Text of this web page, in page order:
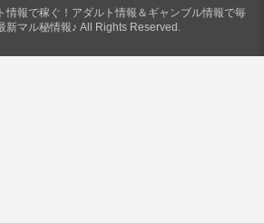
報で稼ぐ！アダルト情報＆ギャンブル情報で毎
新マル秘情報♪ All Rights Reserved.